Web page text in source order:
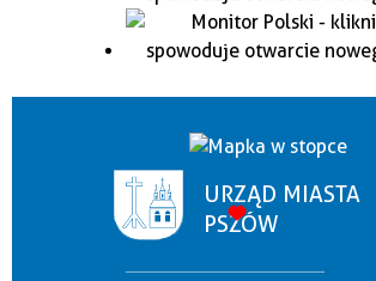
URZĄD MIASTA
PSZÓW